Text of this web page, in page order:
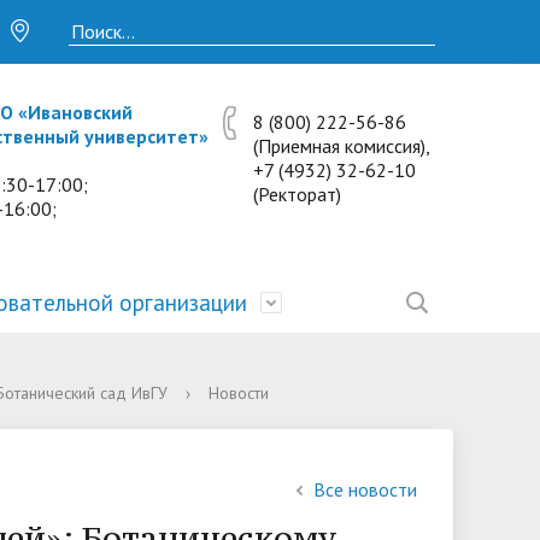
«Ивановский
университет»
17:00;
8 (800) 222-56-86
(Приемная комиссия),
+7 (4932) 32-62-10
(Ректорат)
• Исследования и проекты
• Противодействие коррупции
• Платные образовательные услуги
• Многопрофильная зимняя школа.
Лекции по предметам
• Калькулятор пени
• Дистанционное обучение
• Отзывы выпускников
организации
• Образование
обеспечение и оснащённость
сад ИвГУ › Новости
Все новости